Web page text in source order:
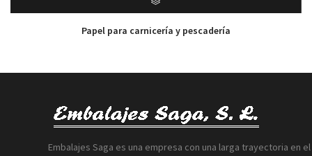
Papel para carnicería y pescadería
Embalajes Saga es una empresa con una larga trayectoria en el